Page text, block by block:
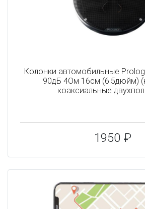
Колонки автомобильные
90дБ 4Ом 16см (6.5дюйм)
коаксиальные
1950 ₽